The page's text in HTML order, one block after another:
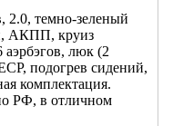
2.0, темно-зеленый
АКПП, круиз
аэрбэгов, люк (2
подогрев сидений,
комплектация.
РФ, в отличном